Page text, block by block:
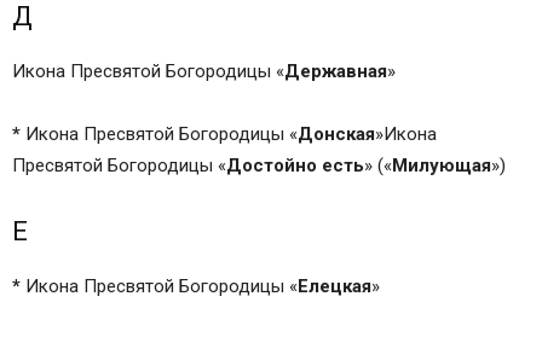
Д
Икона Пресвятой Богородицы «Державная»
* Икона Пресвятой Богородицы «Донская»Икона
Пресвятой Богородицы «Достойно есть» («Милующая»)
Е
* Икона Пресвятой Богородицы «Елецкая»